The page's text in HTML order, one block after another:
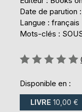
Date de parution
Langue : français
Mots-clés :
Évaluation:
Disponible en :
LIVRE 10,00 €